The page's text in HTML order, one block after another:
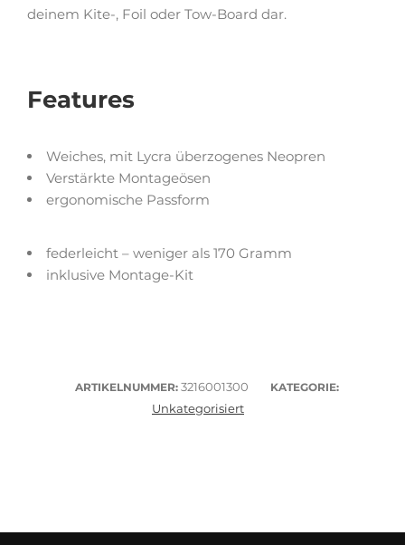
deinem Kite-, Foil oder Tow-Board dar.
Features
Weiches, mit Lycra überzogenes Neopren
Verstärkte Montageösen
ergonomische Passform
federleicht – weniger als 170 Gramm
inklusive Montage-Kit
ARTIKELNUMMER: 3216001300 KATEGORIE:
Unkategorisiert